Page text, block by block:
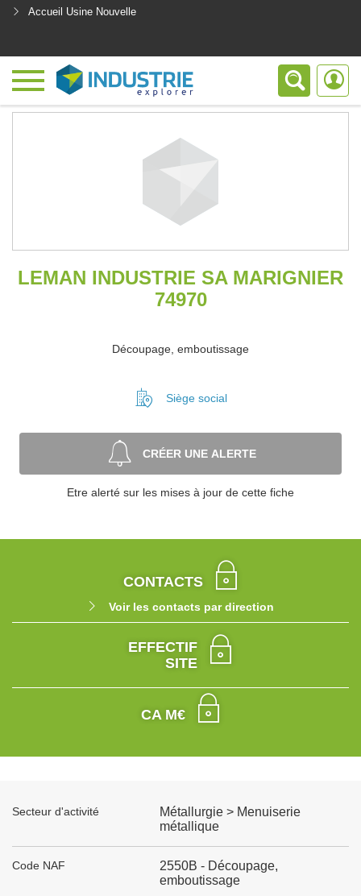
Accueil Usine Nouvelle
LEMAN INDUSTRIE SA MARIGNIER
74970
Découpage, emboutissage
Siège social
CRÉER UNE ALERTE
Etre alerté sur les mises à jour de cette fiche
CONTACTS
Voir les contacts par direction
EFFECTIF
SITE
CA M€
Secteur d'activité
Métallurgie > Menuiserie
métallique
Code NAF
2550B - Découpage,
emboutissage